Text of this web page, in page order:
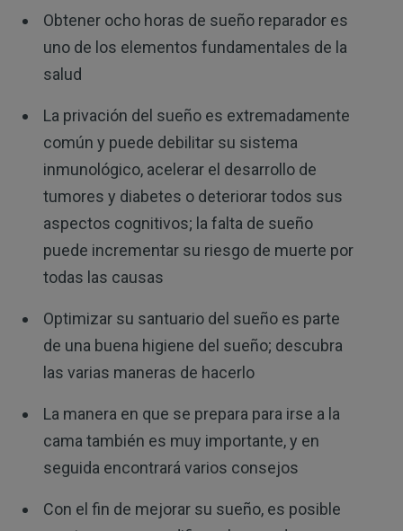
Obtener ocho horas de sueño reparador es
uno de los elementos fundamentales de la
salud
La privación del sueño es extremadamente
común y puede debilitar su sistema
inmunológico, acelerar el desarrollo de
tumores y diabetes o deteriorar todos sus
aspectos cognitivos; la falta de sueño
puede incrementar su riesgo de muerte por
todas las causas
Optimizar su santuario del sueño es parte
de una buena higiene del sueño; descubra
las varias maneras de hacerlo
La manera en que se prepara para irse a la
cama también es muy importante, y en
seguida encontrará varios consejos
Con el fin de mejorar su sueño, es posible